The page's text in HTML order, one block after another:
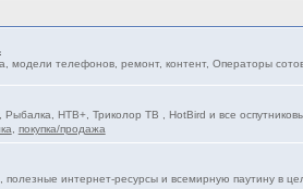
модели телефонов, ремонт, контент, Операторы
Рыбалка, НТВ+, Триколор ТВ , HotBird и все
покупка/продажа
интернет-ресурсы и всемирную паутину в